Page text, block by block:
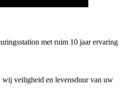
met ruim 10 jaar ervaring
wij veiligheid en levensduur van uw